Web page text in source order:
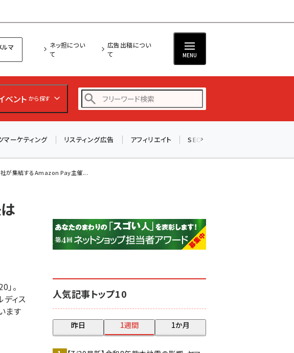
ルマ
ネッ担につい
て
広告出稿につい
て
MENU
ベント から探す
アスクル (1119)
base (1077)
マーケティング リスティング広告 アフィリエイト SEO
8社が集結するAmazon Pay主催...
。
ディス
ます
人気記事トップ10
昨日 1週間 1か月